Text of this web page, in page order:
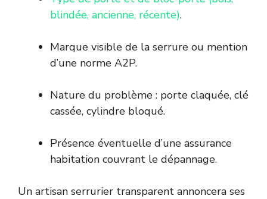
blindée, ancienne, récente).
Marque visible de la serrure ou mention
d’une norme A2P.
Nature du problème : porte claquée, clé
cassée, cylindre bloqué.
Présence éventuelle d’une assurance
habitation couvrant le dépannage.
Un artisan serrurier transparent annoncera ses